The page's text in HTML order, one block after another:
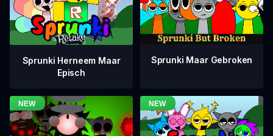
Sprunki Herneem Maar
Episch
Sprunki Maar Gebroken